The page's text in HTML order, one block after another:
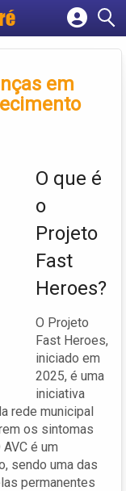
em
O que é
o
Projeto
Fast
Heroes?
O Projeto
Fast Heroes,
iniciado em
2025, é uma
iniciativa
rede municipal
os sintomas
é um
sendo uma das
permanentes